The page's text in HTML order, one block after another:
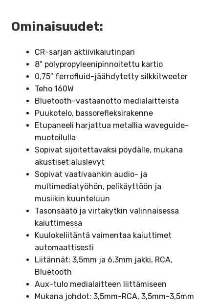
Ominaisuudet:
CR-sarjan aktiivikaiutinpari
8″ polypropyleenipinnoitettu kartio
0,75″ ferrofluid-jäähdytetty silkkitweeter
Teho 160W
Bluetooth-vastaanotto medialaitteista
Puukotelo, bassorefleksirakenne
Etupaneeli harjattua metallia waveguide-
muotoilulla
Sopivat sijoitettavaksi pöydälle, mukana
akustiset aluslevyt
Sopivat vaativaankin audio- ja
multimediatyöhön, pelikäyttöön ja
musiikin kuunteluun
Tasonsäätö ja virtakytkin valinnaisessa
kaiuttimessa
Kuulokeliitäntä vaimentaa kaiuttimet
automaattisesti
Liitännät: 3,5mm ja 6,3mm jakki, RCA,
Bluetooth
Aux-tulo medialaitteen liittämiseen
Mukana johdot: 3,5mm-RCA, 3,5mm-3,5mm